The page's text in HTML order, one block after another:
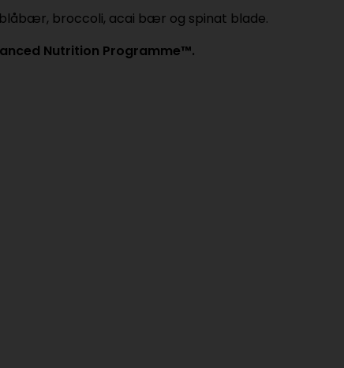
blåbær, broccoli, acai bær og spinat blade.
Nutrition Programme™.